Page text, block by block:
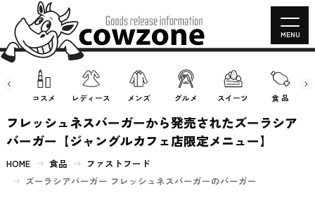
コスメ レディース メンズ グルメ スイーツ 食 品
MENU
フレッシュネスバーガーから発売されたズーラシア
バーガー【ジャングルカフェ店限定メニュー】
HOME 食品
ファストフード
ズーラシアバーガー フレッシュネスバーガーのバーガー